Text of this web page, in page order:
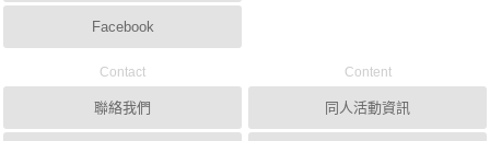
Facebook
Contact
聯絡我們
Content
同人活動資訊